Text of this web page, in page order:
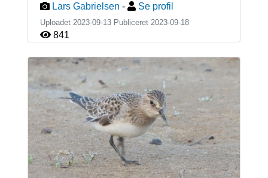
Lars Gabrielsen - Se profil
Uploadet 2023-09-13 Publiceret 2023-09-18
841